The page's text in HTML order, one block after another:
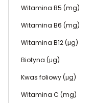
Witamina B5 (mg)
Witamina B6 (mg)
Witamina B12 (μg)
Biotyna (μg)
Kwas foliowy (μg)
Witamina C (mg)